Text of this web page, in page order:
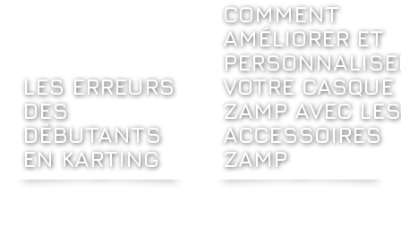
LES ERREURS
DES
DÉBUTANTS
EN KARTING
COMMENT
AMÉLIORER ET
VOTRE CASQUE
ZAMP AVEC LES
ACCESSOIRES
ZAMP